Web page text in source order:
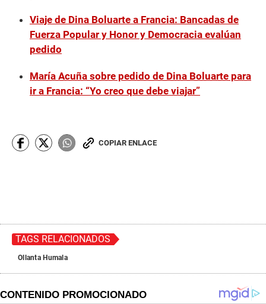
Viaje de Dina Boluarte a Francia: Bancadas de
Fuerza Popular y Honor y Democracia evalúan
pedido
María Acuña sobre pedido de Dina Boluarte para
ir a Francia: “Yo creo que debe viajar”
COPIAR ENLACE
TAGS RELACIONADOS
Ollanta Humala